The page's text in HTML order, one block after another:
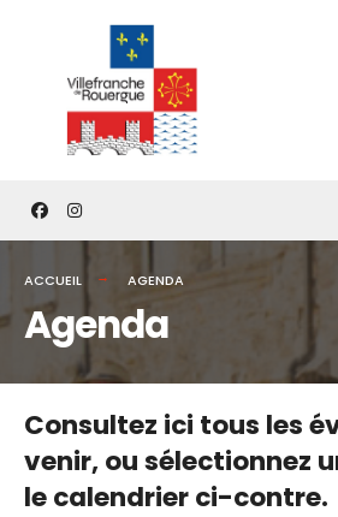
content
ACCUEIL AGENDA
Agenda
Consultez ici tous les
venir,ou sélectionnez
le calendrier ci-contre.